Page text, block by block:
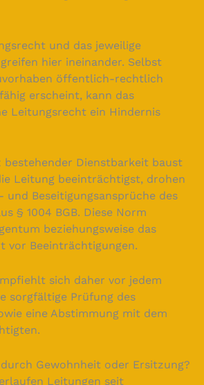
und das jeweilige
hier ineinander. Selbst
öffentlich-rechtlich
erscheint, kann das
Leitungsrecht ein Hindernis
bestehender Dienstbarkeit baust
Leitung beeinträchtigst, drohen
und Beseitigungsansprüche des
§ 1004 BGB. Diese Norm
beziehungsweise das
vor Beeinträchtigungen.
sich daher vor jedem
sorgfältige Prüfung des
eine Abstimmung mit dem
Gewohnheit oder Ersitzung?
Leitungen seit